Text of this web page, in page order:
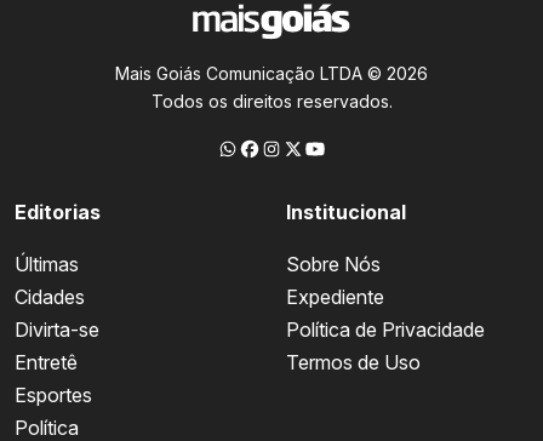
Mais Goiás Comunicação LTDA © 2026
Todos os direitos reservados.
Editorias
Últimas
Cidades
Divirta-se
Entretê
Esportes
Política
Institucional
Sobre Nós
Expediente
Política de Privacidade
Termos de Uso